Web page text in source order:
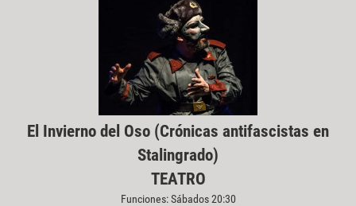
El Invierno del Oso (Crónicas antifascistas en
Stalingrado)
TEATRO
Funciones: Sábados 20:30